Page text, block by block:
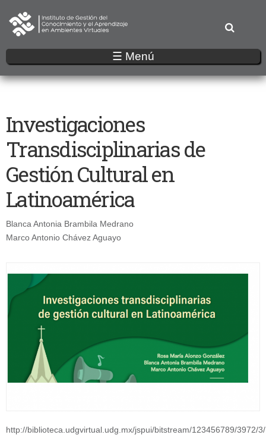
al
contenido
principal
☰ Menú
Investigaciones
Transdisciplinarias de
Gestión Cultural en
Latinoamérica
Blanca Antonia Brambila Medrano
Marco Antonio Chávez Aguayo
http://biblioteca.udgvirtual.udg.mx/jspui/bitstream/123456789/3972/